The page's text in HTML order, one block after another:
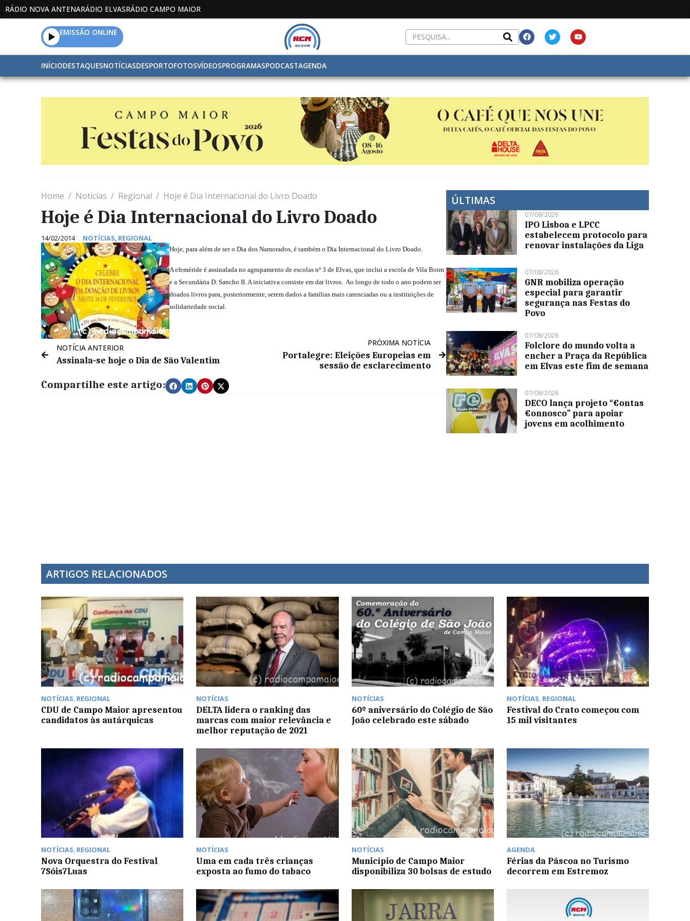
RÁDIO NOVA ANTENARÁDIO ELVASRÁDIO CAMPO MAIOR
EMISSÃO ONLINE
INÍCIODESTAQUESNOTÍCIASDESPORTOFOTOSVÍDEOSPROGRAMASPODCASTAGENDA
Home Notícias Regional Hoje é Dia Internacional do Livro Doado
Hoje é Dia Internacional do Livro Doado
14/02/2014 NOTÍCIAS, REGIONAL
Hoje, para além de ser o Dia dos Namorados, é também o Dia Internacional do Livro Doado.
A efeméride é assinalada no agrupamento de escolas nº 3 de Elvas, que inclui a escola de Vila Boim
e a Secundária D. Sancho II. A iniciativa consiste em dar livros. Ao longo de todo o ano podem ser
doados livros para, posteriormente, serem dados a famílias mais carenciadas ou a instituições de
solidariedade social.
NOTÍCIA ANTERIOR
Assinala-se hoje o Dia de São Valentim
PRÓXIMA NOTÍCIA
Portalegre: Eleições Europeias em
sessão de esclarecimento
Compartilhe este artigo:
ÚLTIMAS
07/08/2026
IPO Lisboa e LPCC
estabelecem protocolo para
renovar instalações da Liga
07/08/2026
GNR mobiliza operação
especial para garantir
segurança nas Festas do
Povo
07/08/2026
Folclore do mundo volta a
encher a Praça da República
em Elvas este fim de semana
07/08/2026
DECO lança projeto “€ontas
€onnosco” para apoiar
jovens em acolhimento
ARTIGOS RELACIONADOS
NOTÍCIAS, REGIONAL
CDU de Campo Maior apresentou
candidatos às autárquicas
NOTÍCIAS
DELTA lidera o ranking das
marcas com maior relevância e
melhor reputação de 2021
NOTÍCIAS
60º aniversário do Colégio de São
João celebrado este sábado
NOTÍCIAS, REGIONAL
Festival do Crato começou com
15 mil visitantes
NOTÍCIAS, REGIONAL
Nova Orquestra do Festival
7Sóis7Luas
NOTÍCIAS
Uma em cada três crianças
exposta ao fumo do tabaco
NOTÍCIAS
Município de Campo Maior
disponibiliza 30 bolsas de estudo
AGENDA
Férias da Páscoa no Turismo
decorrem em Estremoz